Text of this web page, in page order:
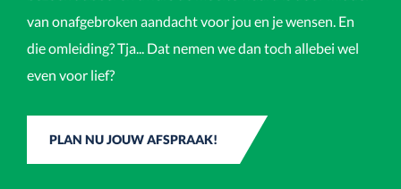
van onafgebroken aandacht voor jou en je wensen. En
die omleiding? Tja... Dat nemen we dan toch allebei wel
even voor lief?
PLAN NU JOUW AFSPRAAK!